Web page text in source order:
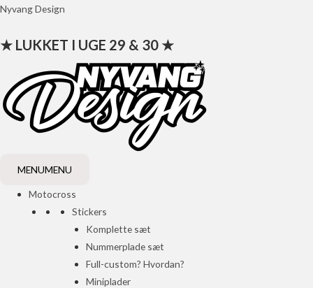
Gå
indholdet
Nyvang Design
★ LUKKET I UGE 29 & 30 ★
MENUMENU
Motocross
Stickers
Komplette sæt
Nummerplade sæt
Full-custom? Hvordan?
Miniplader